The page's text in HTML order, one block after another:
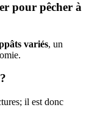
pour pêcher à
variés, un
il est donc